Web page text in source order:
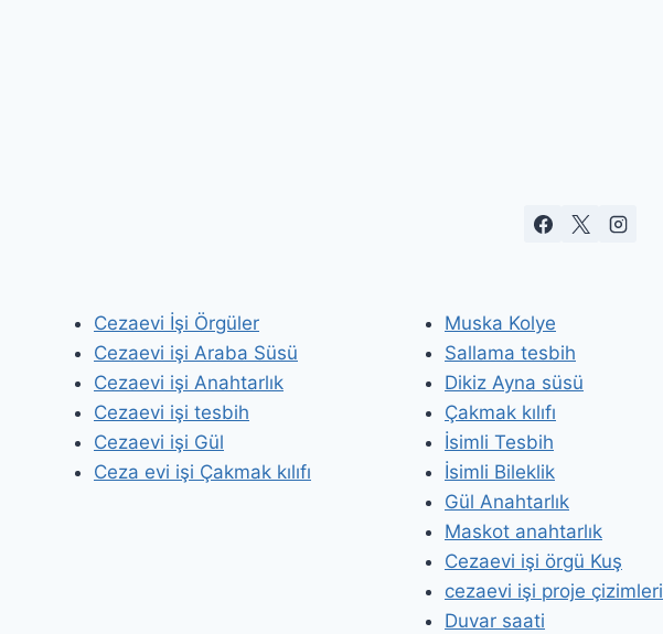
Cezaevi İşi Örgüler
Cezaevi işi Araba Süsü
Cezaevi işi Anahtarlık
Cezaevi işi tesbih
Cezaevi işi Gül
Ceza evi işi Çakmak kılıfı
Muska Kolye
Sallama tesbih
Dikiz Ayna süsü
Çakmak kılıfı
İsimli Tesbih
İsimli Bileklik
Gül Anahtarlık
Maskot anahtarlık
Cezaevi işi örgü Kuş
cezaevi işi proje çizimleri
Duvar saati